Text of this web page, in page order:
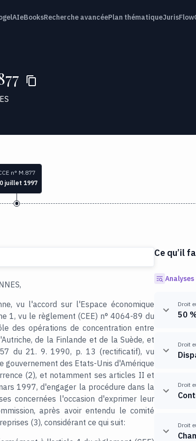
eBooksRecherche avancéePlan thématiqueJurisFlow
n° M.877
juillet 1997
vu l'accord sur l'Espace économique
1, vu le règlement (CEE) n° 4064-89 du
des opérations de concentration entre
de la Finlande et de la Suède, et
du 21. 9. 1990, p. 13 (rectificatif), vu
des Etats-Unis d'Amérique
(2), et notamment ses articles II et
1997, d'engager la procédure dans la
concernées l'occasion d'exprimer leur
après avoir entendu le comité
(3), considérant ce qui suit:
Ce qu’il
Analyses
Droit
50
Droit
Droit
Droit